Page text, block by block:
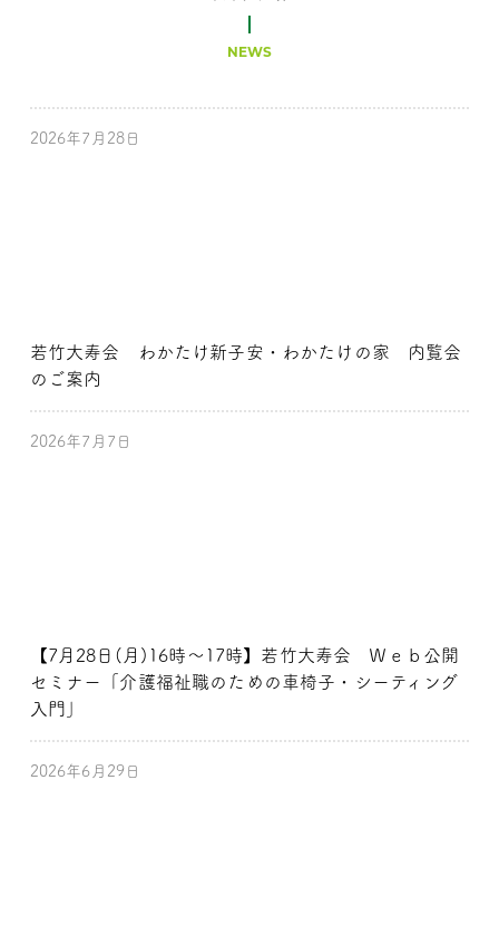
NEWS
2026年7月28日
若竹大寿会 わかたけ新子安・わかたけの家 内覧会
のご案内
2026年7月7日
【7月28日(月)16時～17時】若竹大寿会 Ｗｅｂ公開
セミナー「介護福祉職のための車椅子・シーティング
入門」
2026年6月29日